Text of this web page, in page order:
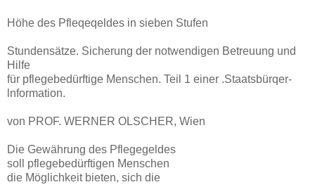
Höhe des Pfleqeqeldes in sieben Stufen
Stundensätze. Sicherung der notwendigen Betreuung und
Hilfe
für pflegebedürftige Menschen. Teil 1 einer .Staatsbürqer-
lnformation.
von PROF. WERNER OLSCHER, Wien
Die Gewährung des Pflegegeldes
soll pflegebedürftigen Menschen
die Möglichkeit bieten, sich die